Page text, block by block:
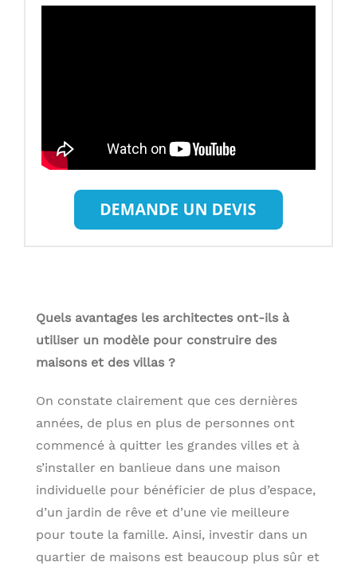
Quels avantages les architectes ont-ils à
utiliser un modèle pour construire des
maisons et des villas ?
On constate clairement que ces dernières
années, de plus en plus de personnes ont
commencé à quitter les grandes villes et à
s’installer en banlieue dans une maison
individuelle pour bénéficier de plus d’espace,
d’un jardin de rêve et d’une vie meilleure
pour toute la famille. Ainsi, investir dans un
quartier de maisons est beaucoup plus sûr et